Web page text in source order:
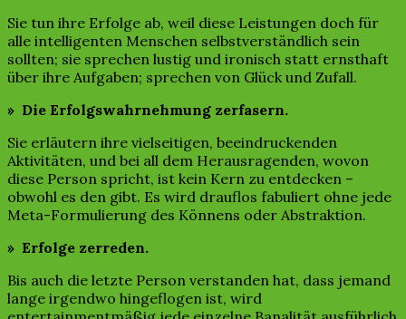
Sie tun ihre Erfolge ab, weil diese Leistungen doch für
alle intelligenten Menschen selbstverständlich sein
sollten; sie sprechen lustig und ironisch statt ernsthaft
über ihre Aufgaben; sprechen von Glück und Zufall.
» Die Erfolgswahrnehmung zerfasern.
Sie erläutern ihre vielseitigen, beeindruckenden
Aktivitäten, und bei all dem Herausragenden, wovon
diese Person spricht, ist kein Kern zu entdecken –
obwohl es den gibt. Es wird drauflos fabuliert ohne jede
Meta-Formulierung des Könnens oder Abstraktion.
» Erfolge zerreden.
Bis auch die letzte Person verstanden hat, dass jemand
lange irgendwo hingeflogen ist, wird